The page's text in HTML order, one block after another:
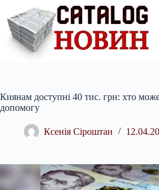
вмісту
Киянам доступні 40 тис. грн: хто
допомогу
Ксенія Сіроштан